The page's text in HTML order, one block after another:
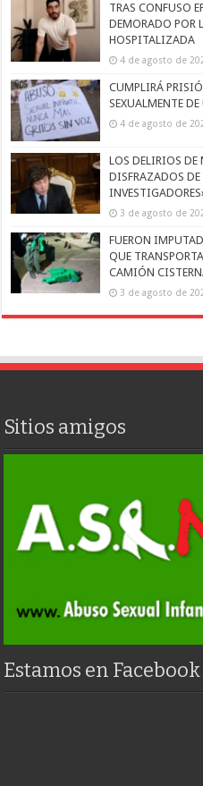
TRAS CONFUSO
DEMORADO POR
HOSPITALIZADA
4 de agosto de
CUMPLIRÁ
SEXUALMENTE
4 de agosto de
LOS DELIRIOS DE
DISFRAZADOS DE
3 de agosto de
FUERON
QUE
CAMIÓN
3 de agosto de
Sitios amigos
Estamos en Facebook